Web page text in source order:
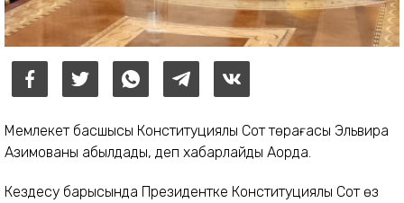
Мемлекет басшысы Конституциялық Сот төрағасы Эльвира
Азимованы қабылдады, деп хабарлайды Ақорда.
Кездесу барысында Президентке Конституциялық Сот өз